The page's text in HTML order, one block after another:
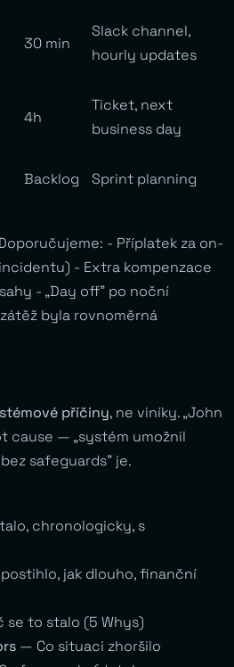
30 min
Slack channel,
hourly updates
4h
Ticket, next
business day
Backlog Sprint planning
- Příplatek za on-
- Extra kompenzace
- „Day off” po noční
byla rovnoměrná
příčiny, ne viníky. „John
cause — „systém umožnil
safeguards” je.
chronologicky, s
jak dlouho, finanční
se to stalo (5 Whys)
— Co situaci zhoršilo